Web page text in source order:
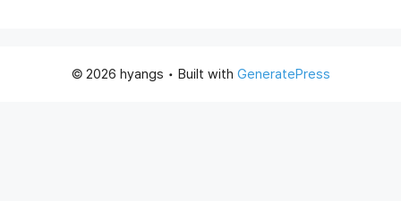
© 2026 hyangs • Built with GeneratePress